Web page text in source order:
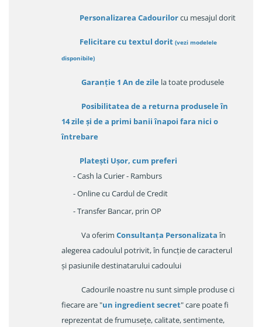
Personalizarea Cadourilorcu mesajul dorit
Felicitare cu textul dorit (vezi modelele
disponibile)
Garanție 1 An de zile la toate produsele
Posibilitatea de a returna produsele în
14 zileși de a primi banii înapoi fara nici o
întrebare
Platești Ușor, cum preferi
- Cash la Curier - Ramburs
- Online cu Cardul de Credit
- Transfer Bancar, prin OP
Va oferim Consultanța Personalizataîn
alegerea cadoulul potrivit, în funcție de caracterul
și pasiunile destinatarului cadoului
Cadourile noastre nu sunt simple produse ci
fiecare are "un ingredient secret" care poate fi
reprezentat de frumusețe, calitate, sentimente,